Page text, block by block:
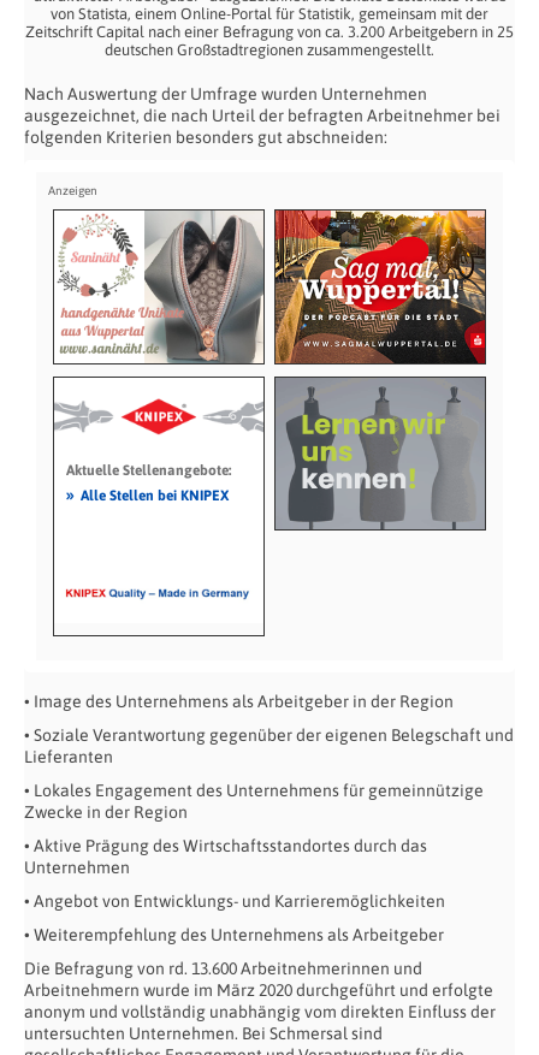
von Statista, einem Online-Portal für Statistik, gemeinsam mit der
Zeitschrift Capital nach einer Befragung von ca. 3.200 Arbeitgebern in 25
deutschen Großstadtregionen zusammengestellt.
Nach Auswertung der Umfrage wurden Unternehmen
ausgezeichnet, die nach Urteil der befragten Arbeitnehmer bei
folgenden Kriterien besonders gut abschneiden:
Aktuelle Stellenangebote:
» Alle Stellen bei KNIPEX
• Image des Unternehmens als Arbeitgeber in der Region
• Soziale Verantwortung gegenüber der eigenen Belegschaft und
Lieferanten
• Lokales Engagement des Unternehmens für gemeinnützige
Zwecke in der Region
• Aktive Prägung des Wirtschaftsstandortes durch das
Unternehmen
• Angebot von Entwicklungs- und Karrieremöglichkeiten
• Weiterempfehlung des Unternehmens als Arbeitgeber
Die Befragung von rd. 13.600 Arbeitnehmerinnen und
Arbeitnehmern wurde im März 2020 durchgeführt und erfolgte
anonym und vollständig unabhängig vom direkten Einfluss der
untersuchten Unternehmen. Bei Schmersal sind